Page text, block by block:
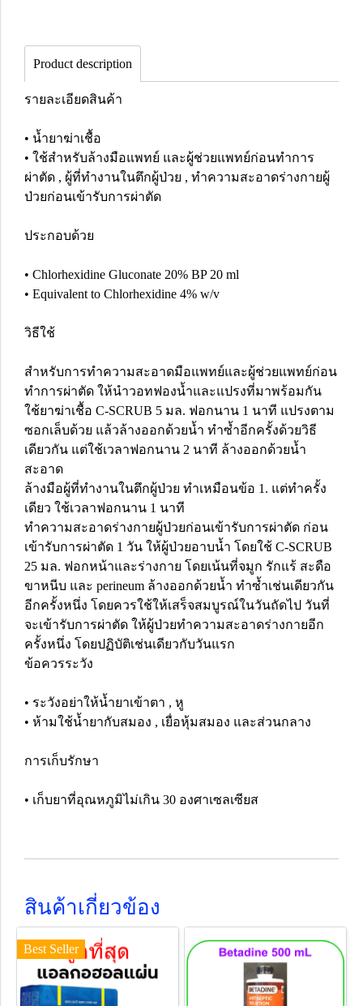
Product description
รายละเอียดสินค้า
• น้ำยาฆ่าเชื้อ
• ใช้สำหรับล้างมือแพทย์ และผู้ช่วยแพทย์ก่อนทำการ
ผ่าตัด , ผู้ที่ทำงานในตึกผู้ป่วย , ทำความสะอาดร่างกายผู้
ป่วยก่อนเข้ารับการผ่าตัด
ประกอบด้วย
• Chlorhexidine Gluconate 20% BP 20 ml
• Equivalent to Chlorhexidine 4% w/v
วิธีใช้
สำหรับการทำความสะอาดมือแพทย์และผู้ช่วยแพทย์ก่อน
ทำการผ่าตัด ให้นำวอทฟองน้ำและแปรงที่มาพร้อมกัน
ใช้ยาฆ่าเชื้อ C-SCRUB 5 มล. ฟอกนาน 1 นาที แปรงตาม
ซอกเล็บด้วย แล้วล้างออกด้วยน้ำ ทำซ้ำอีกครั้งด้วยวิธี
เดียวกัน แต่ใช้เวลาฟอกนาน 2 นาที ล้างออกด้วยน้ำ
สะอาด
ล้างมือผู้ที่ทำงานในตึกผู้ป่วย ทำเหมือนข้อ 1. แต่ทำครั้ง
เดียว ใช้เวลาฟอกนาน 1 นาที
ทำความสะอาดร่างกายผู้ป่วยก่อนเข้ารับการผ่าตัด ก่อน
เข้ารับการผ่าตัด 1 วัน ให้ผู้ป่วยอาบน้ำ โดยใช้ C-SCRUB
25 มล. ฟอกหน้าและร่างกาย โดยเน้นที่จมูก รักแร้ สะดือ
ขาหนีบ และ perineum ล้างออกด้วยน้ำ ทำซ้ำเช่นเดียวกัน
อีกครั้งหนึ่ง โดยควรใช้ให้เสร็จสมบูรณ์ในวันถัดไป วันที่
จะเข้ารับการผ่าตัด ให้ผู้ป่วยทำความสะอาดร่างกายอีก
ครั้งหนึ่ง โดยปฏิบัติเช่นเดียวกับวันแรก
ข้อควรระวัง
• ระวังอย่าให้น้ำยาเข้าตา , หู
• ห้ามใช้น้ำยากับสมอง , เยื่อหุ้มสมอง และส่วนกลาง
การเก็บรักษา
• เก็บยาที่อุณหภูมิไม่เกิน 30 องศาเซลเซียส
สินค้าเกี่ยวข้อง
Best Seller